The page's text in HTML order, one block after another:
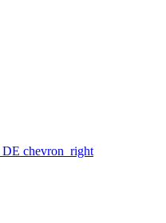
DE chevron_right